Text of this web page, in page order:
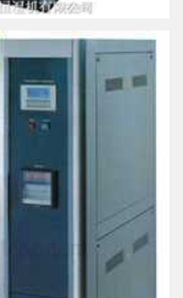
二次元